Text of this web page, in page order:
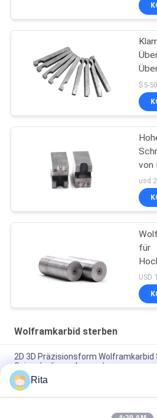
$5-
von
und
usd
für
USD
Wolframkarbid sterben
2D 3D Präzisionsform
Spiegelpolieren Anpassbar
Quadratisches
VA80,ST7,KG5,KG6 Wolframkarbid-
Rita